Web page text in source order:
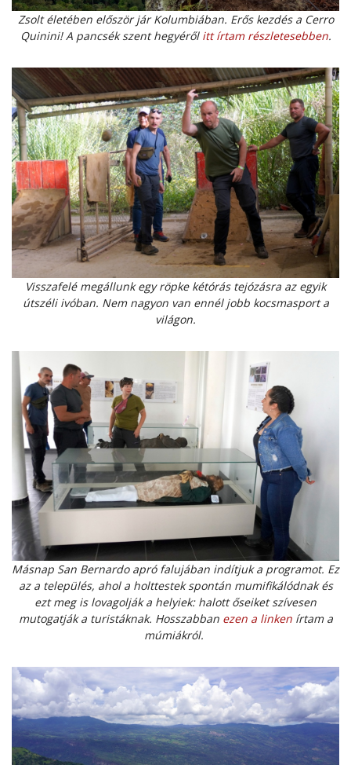
Zsolt életében először jár Kolumbiában. Erős kezdés a Cerro
Quinini! A pancsék szent hegyéről itt írtam részletesebben.
Visszafelé megállunk egy röpke kétórás tejózásra az egyik
útszéli ivóban. Nem nagyon van ennél jobb kocsmasport a
világon.
Másnap San Bernardo apró falujában indítjuk a programot. Ez
az a település, ahol a holttestek spontán mumifikálódnak és
ezt meg is lovagolják a helyiek: halott őseiket szívesen
mutogatják a turistáknak. Hosszabban ezen a linkenírtam a
múmiákról.